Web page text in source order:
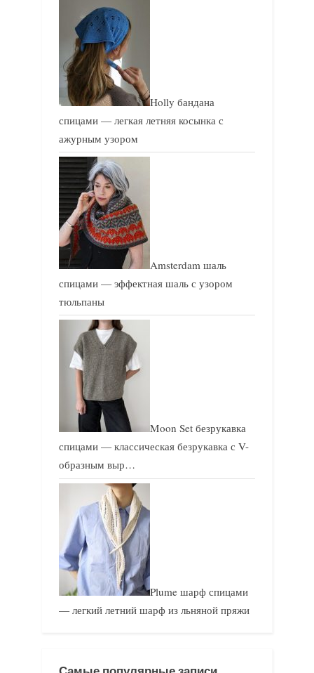
Holly бандана
спицами — легкая летняя косынка с
ажурным узором
Amsterdam шаль
спицами — эффектная шаль с узором
тюльпаны
Moon Set безрукавка
спицами — классическая безрукавка с V-
образным выр…
Plume шарф спицами
— легкий летний шарф из льняной пряжи